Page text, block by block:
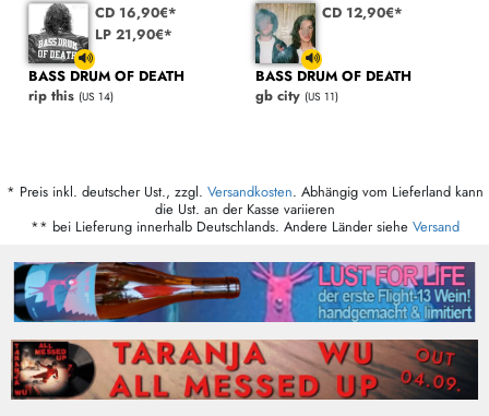
CD 16,90€*
LP 21,90€*
BASS DRUM OF DEATH
rip this (US 14)
CD 12,90€*
BASS DRUM OF DEATH
gb city (US 11)
* Preis inkl. deutscher Ust., zzgl. Versandkosten. Abhängig vom Lieferland kann
die Ust. an der Kasse variieren
** bei Lieferung innerhalb Deutschlands. Andere Länder siehe Versand